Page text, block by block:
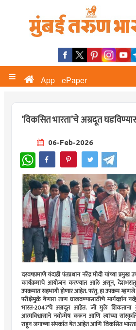
App ePaper
‘विकसित भारता‌’चे अग्रदूत
06-Feb-2026
WhatsApp
दरवषप्रमाणे यंदाही पंतप्रधान नरेंद्र मोदी यांच्या प्रमुख
कार्यक्रमाचे आयोजन करण्यात आले असून,
उपक्रमात सहभागी होणार आहेत. परंतु, हा उपक्रम
परीक्षेमुळे येणारा ताण घालवण्यासाठीचे मार्गदर्शन
भारत-2047‌’चे अग्रदूत आहेत. जी मुले शिकताना
आत्मविश्वासाने नवोन्मेष करून आणि त्यांच्या
राहून जगाच्या संपर्कात येत आहेत आणि ‌‘विकसित